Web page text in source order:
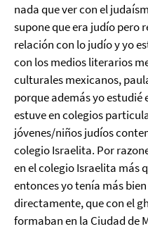
nada que ver con el
supone que era judío pero
relación con lo judío y yo
con los medios literarios
culturales mexicanos,
porque además yo estudié
estuve en colegios
jóvenes/niños judíos
colegio Israelita. Por
en el colegio Israelita más
entonces yo tenía más
directamente, que con el
formaban en la Ciudad de